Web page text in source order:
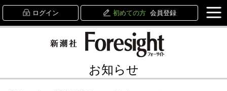
ログイン 初めての方 会員登録
お知らせ